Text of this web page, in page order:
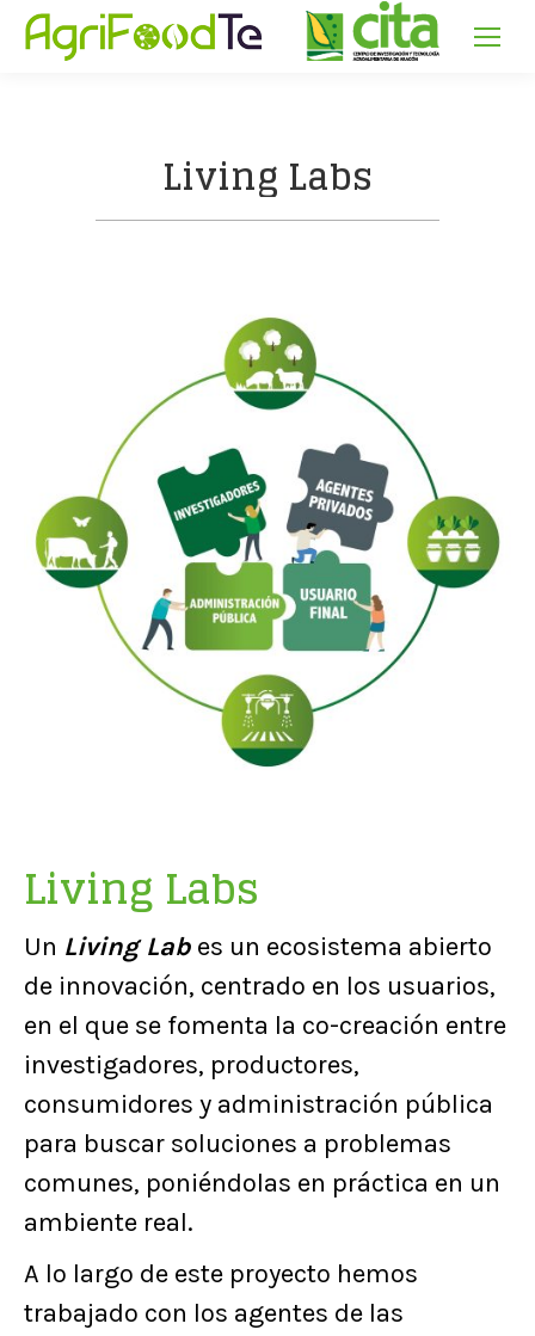
Living Labs
Living Labs
Un Living Lab es un ecosistema abierto
de innovación, centrado en los usuarios,
en el que se fomenta la co-creación entre
investigadores, productores,
consumidores y administración pública
para buscar soluciones a problemas
comunes, poniéndolas en práctica en un
ambiente real.
A lo largo de este proyecto hemos
trabajado con los agentes de las